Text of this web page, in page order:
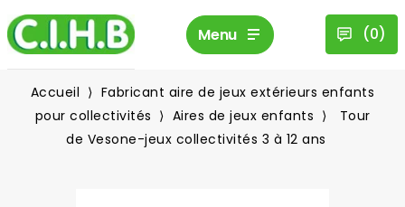
Menu (0)
Accueil
Fabricant aire de jeux extérieurs enfants
pour collectivités
Aires de jeux enfants
Tour
de Vesone-jeux collectivités 3 à 12 ans